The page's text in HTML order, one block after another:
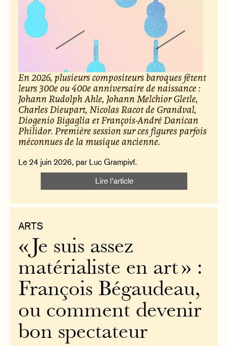
En 2026, plusieurs compositeurs baroques fêtent
leurs 300e ou 400e anniversaire de naissance :
Johann Rudolph Ahle, Johann Melchior Gletle,
Charles Dieupart, Nicolas Racot de Grandval,
Diogenio Bigaglia et François-André Danican
Philidor. Première session sur ces figures parfois
méconnues de la musique ancienne.
Le 24 juin 2026, par Luc Grampivf.
Lire l’article
ARTS
« Je suis assez
matérialiste en art » :
François Bégaudeau,
ou comment devenir
bon spectateur